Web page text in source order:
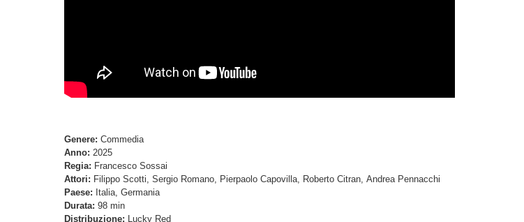
Genere: Commedia
Anno: 2025
Regia: Francesco Sossai
Attori: Filippo Scotti, Sergio Romano, Pierpaolo Capovilla, Roberto Citran, Andrea Pennacchi
Paese: Italia, Germania
Durata: 98 min
Distribuzione: Lucky Red